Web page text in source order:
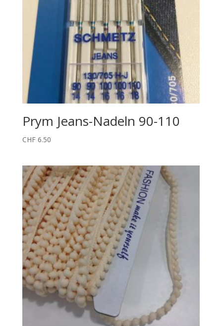
Prym Jeans-Nadeln 90-110
CHF6.50